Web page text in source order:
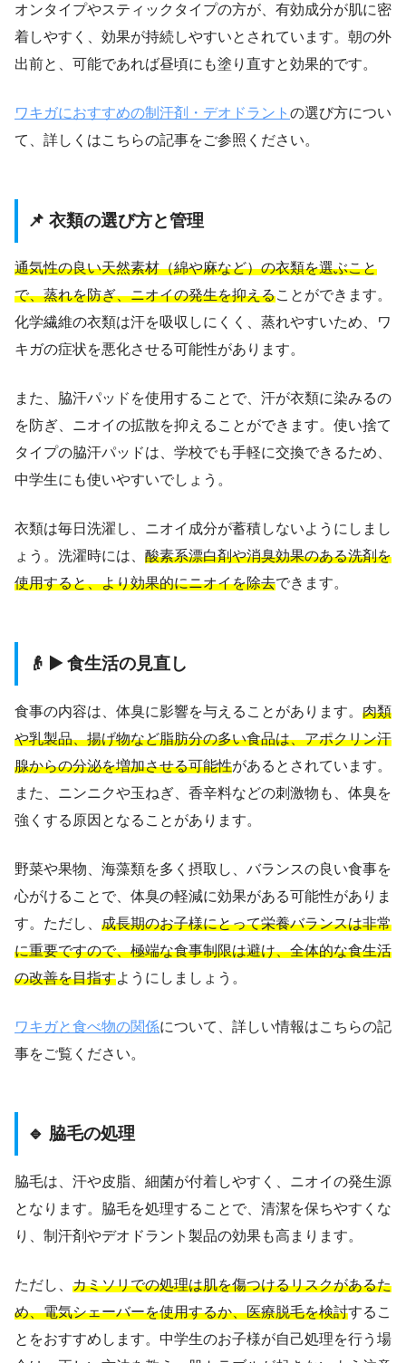
オンタイプやスティックタイプの方が、有効成分が肌に密
着しやすく、効果が持続しやすいとされています。朝の外
出前と、可能であれば昼頃にも塗り直すと効果的です。
ワキガにおすすめの制汗剤・デオドラント の選び方につい
て、詳しくはこちらの記事をご参照ください。
📌 衣類の選び方と管理
通気性の良い天然素材（綿や麻など）の衣類を選ぶこと
で、蒸れを防ぎ、ニオイの発生を抑えることができます。
化学繊維の衣類は汗を吸収しにくく、蒸れやすいため、ワ
キガの症状を悪化させる可能性があります。
また、脇汗パッドを使用することで、汗が衣類に染みるの
を防ぎ、ニオイの拡散を抑えることができます。使い捨て
タイプの脇汗パッドは、学校でも手軽に交換できるため、
中学生にも使いやすいでしょう。
衣類は毎日洗濯し、ニオイ成分が蓄積しないようにしまし
ょう。洗濯時には、 酸素系漂白剤や消臭効果のある洗剤を
使用すると、より効果的にニオイを除去できます。
👴 ▶️ 食生活の見直し
食事の内容は、体臭に影響を与えることがあります。 肉類
や乳製品、揚げ物など脂肪分の多い食品は、アポクリン汗
腺からの分泌を増加させる可能性があるとされています。
また、ニンニクや玉ねぎ、香辛料などの刺激物も、体臭を
強くする原因となることがあります。
野菜や果物、海藻類を多く摂取し、バランスの良い食事を
心がけることで、体臭の軽減に効果がある可能性がありま
す。ただし、 成長期のお子様にとって栄養バランスは非常
に重要ですので、極端な食事制限は避け、全体的な食生活
の改善を目指すようにしましょう。
ワキガと食べ物の関係について、詳しい情報はこちらの記
事をご覧ください。
🔹 脇毛の処理
脇毛は、汗や皮脂、細菌が付着しやすく、ニオイの発生源
となります。脇毛を処理することで、清潔を保ちやすくな
り、制汗剤やデオドラント製品の効果も高まります。
ただし、 カミソリでの処理は肌を傷つけるリスクがあるた
め、電気シェーバーを使用するか、医療脱毛を検討するこ
とをおすすめします。中学生のお子様が自己処理を行う場